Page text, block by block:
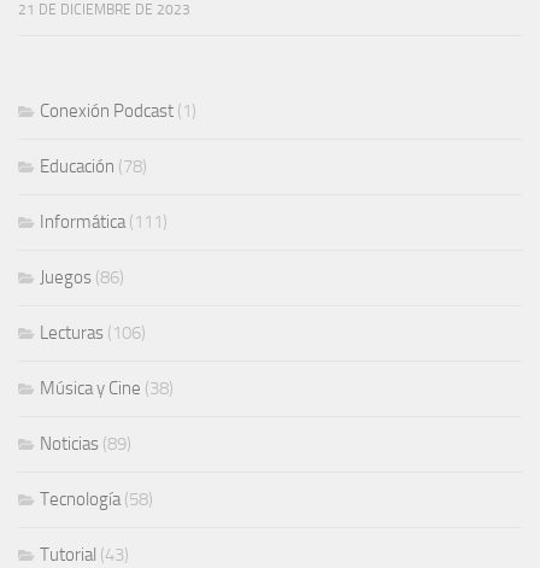
21 DE DICIEMBRE DE 2023
Conexión Podcast (1)
Educación (78)
Informática(111)
Juegos (86)
Lecturas (106)
Música y Cine (38)
Noticias (89)
Tecnología(58)
Tutorial (43)